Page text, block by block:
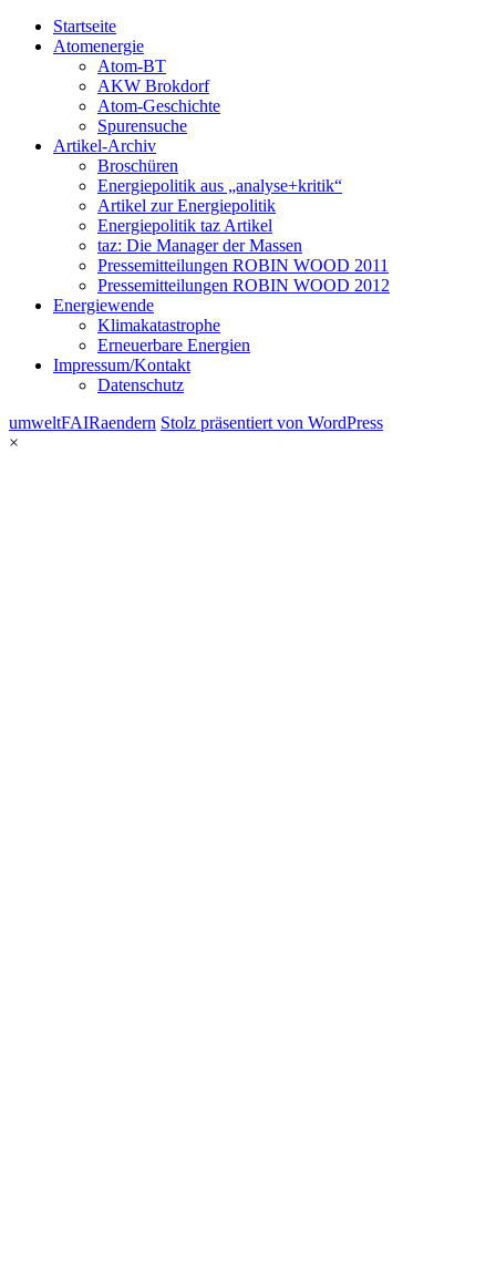
Startseite
Atomenergie
Atom-BT
AKW Brokdorf
Atom-Geschichte
Spurensuche
Artikel-Archiv
Broschüren
Energiepolitik aus „analyse+kritik“
Artikel zur Energiepolitik
Energiepolitik taz Artikel
taz: Die Manager der Massen
Pressemitteilungen ROBIN WOOD 2011
Pressemitteilungen ROBIN WOOD 2012
Energiewende
Klimakatastrophe
Erneuerbare Energien
Impressum/Kontakt
Datenschutz
umweltFAIRaendern Stolz präsentiert von WordPress
×